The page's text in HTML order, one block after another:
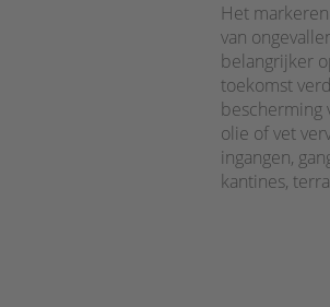
Het
van
belangrijker
toekomst
bescherming
olie of vet
ingangen,
kantines,